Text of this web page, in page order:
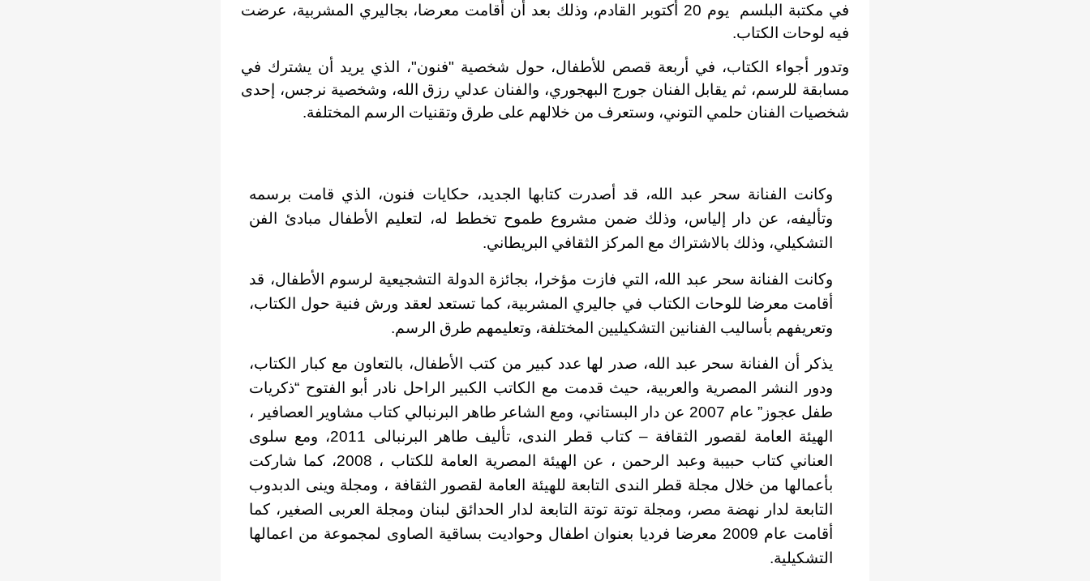
في مكتبة البلسم يوم 20 أكتوبر القادم، وذلك بعد أن أقامت معرضا، بجاليري المشربية، عرضت
فيه لوحات الكتاب.
وتدور أجواء الكتاب، في أربعة قصص للأطفال، حول شخصية "فنون"، الذي يريد أن يشترك في
مسابقة للرسم، ثم يقابل الفنان جورج البهجوري، والفنان عدلي رزق الله، وشخصية نرجس، إحدى
شخصيات الفنان حلمي التوني، وستعرف من خلالهم على طرق وتقنيات الرسم المختلفة.
وكانت الفنانة سحر عبد الله، قد أصدرت كتابها الجديد، حكايات فنون، الذي قامت برسمه
وتأليفه، عن دار إلياس، وذلك ضمن مشروع طموح تخطط له، لتعليم الأطفال مبادئ الفن
التشكيلي، وذلك بالاشتراك مع المركز الثقافي البريطاني.
وكانت الفنانة سحر عبد الله، التي فازت مؤخرا، بجائزة الدولة التشجيعية لرسوم الأطفال، قد
أقامت معرضا للوحات الكتاب في جاليري المشربية، كما تستعد لعقد ورش فنية حول الكتاب،
وتعريفهم بأساليب الفنانين التشكيليين المختلفة، وتعليمهم طرق الرسم.
يذكر أن الفنانة سحر عبد الله، صدر لها عدد كبير من كتب الأطفال، بالتعاون مع كبار الكتاب،
ودور النشر المصرية والعربية، حيث قدمت مع الكاتب الكبير الراحل نادر أبو الفتوح “ذكريات
طفل عجوز” عام 2007 عن دار البستاني، ومع الشاعر طاهر البرنبالي كتاب مشاوير العصافير ،
الهيئة العامة لقصور الثقافة – كتاب قطر الندى، تأليف طاهر البرنبالى 2011، ومع سلوى
العناني كتاب حبيبة وعبد الرحمن ، عن الهيئة المصرية العامة للكتاب ، 2008، كما شاركت
بأعمالها من خلال مجلة قطر الندى التابعة للهيئة العامة لقصور الثقافة ، ومجلة وينى الدبدوب
التابعة لدار نهضة مصر، ومجلة توتة توتة التابعة لدار الحدائق لبنان ومجلة العربى الصغير، كما
أقامت عام 2009 معرضا فرديا بعنوان اطفال وحواديت بساقية الصاوى لمجموعة من اعمالها
التشكيلية.